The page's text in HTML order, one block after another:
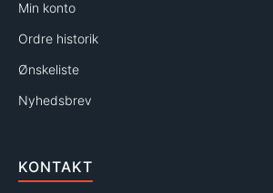
Min konto
Ordre historik
Ønskeliste
Nyhedsbrev
KONTAKT